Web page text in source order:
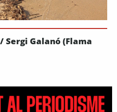
Galanó (Flama